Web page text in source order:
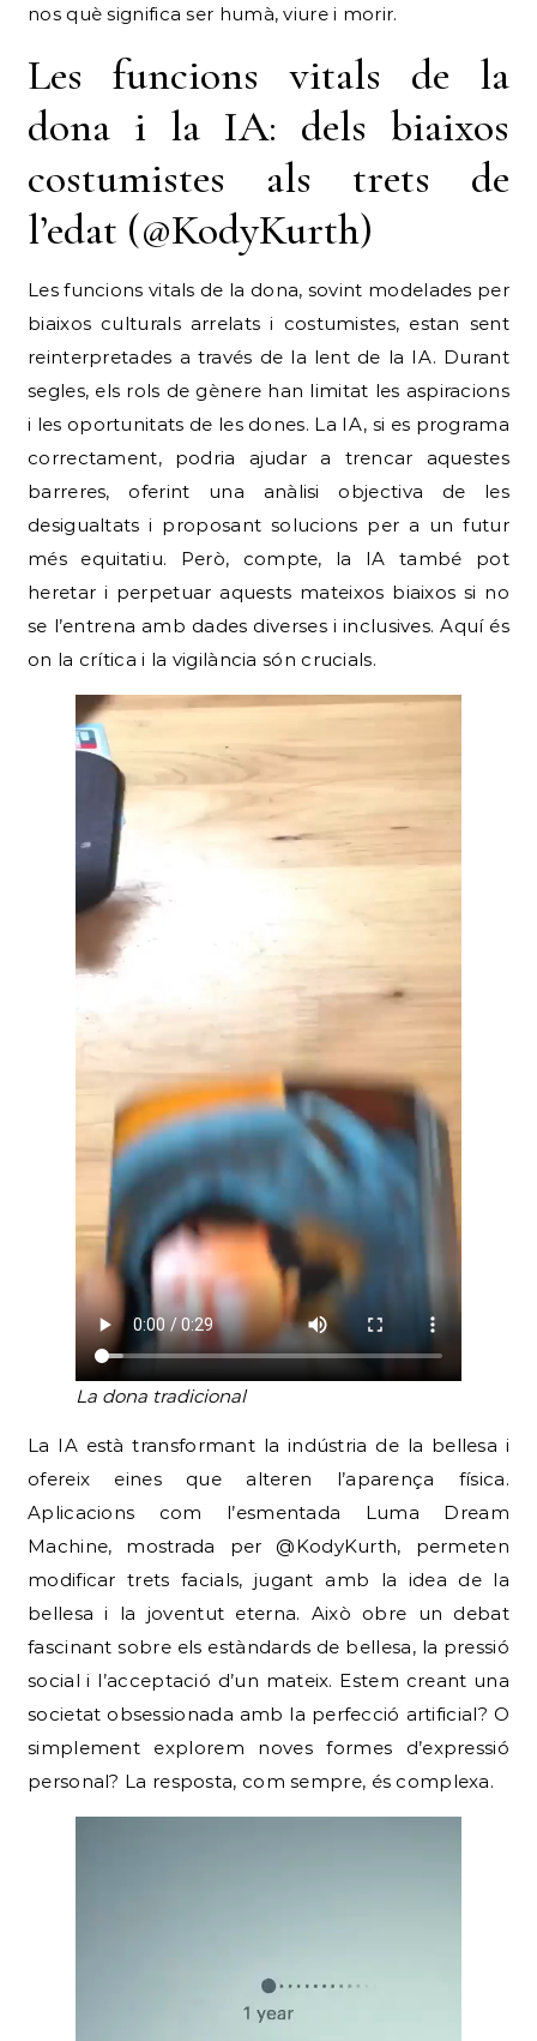
nos què significa ser humà, viure i morir.
Les funcions vitals de la
dona i la IA: dels biaixos
costumistes als trets de
l’edat (@KodyKurth)
Les funcions vitals de la dona, sovint modelades per
biaixos culturals arrelats i costumistes, estan sent
reinterpretades a través de la lent de la IA. Durant
segles, els rols de gènere han limitat les aspiracions
i les oportunitats de les dones. La IA, si es programa
correctament, podria ajudar a trencar aquestes
barreres, oferint una anàlisi objectiva de les
desigualtats i proposant solucions per a un futur
més equitatiu. Però, compte, la IA també pot
heretar i perpetuar aquests mateixos biaixos si no
se l’entrena amb dades diverses i inclusives. Aquí és
on la crítica i la vigilància són crucials.
La dona tradicional
La IA està transformant la indústria de la bellesa i
ofereix eines que alteren l’aparença física.
Aplicacions com l’esmentada Luma Dream
Machine, mostrada per @KodyKurth, permeten
modificar trets facials, jugant amb la idea de la
bellesa i la joventut eterna. Això obre un debat
fascinant sobre els estàndards de bellesa, la pressió
social i l’acceptació d’un mateix. Estem creant una
societat obsessionada amb la perfecció artificial? O
simplement explorem noves formes d’expressió
personal? La resposta, com sempre, és complexa.